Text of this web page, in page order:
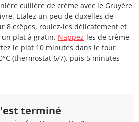
cuillère de crème avec le Gruyère
Etalez un peu de duxelles de
8 crêpes, roulez-les délicatement et
un plat à gratin. Nappez-les de crème
le plat 10 minutes dans le four
(thermostat 6/7), puis 5 minutes
terminé